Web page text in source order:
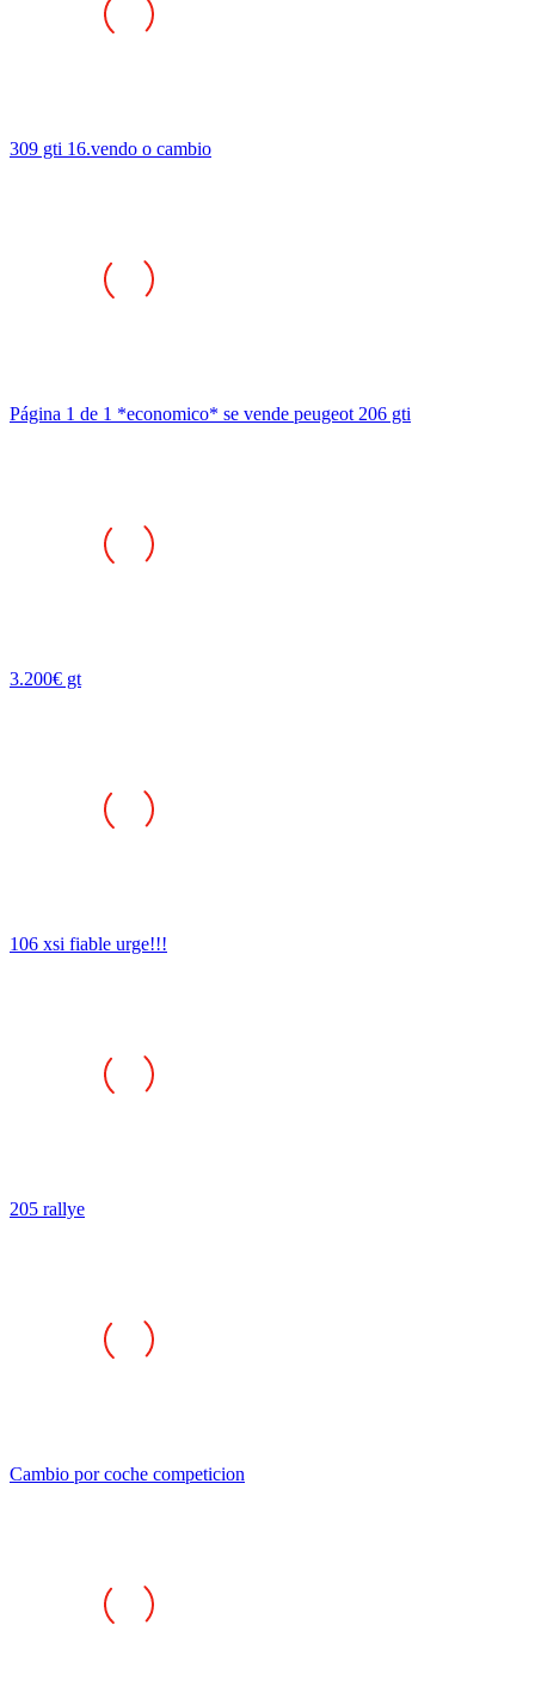
309 gti 16.vendo o cambio
Página 1 de 1 *economico* se vende peugeot 206 gti
3.200€ gt
106 xsi fiable urge!!!
205 rallye
Cambio por coche competicion